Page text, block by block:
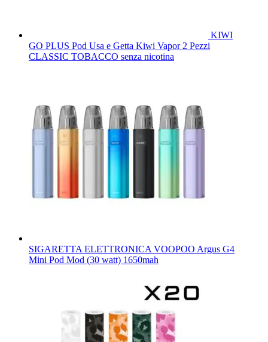
KIWI
GO PLUS Pod Usa e Getta Kiwi Vapor 2 Pezzi
CLASSIC TOBACCO senza nicotina
SIGARETTA ELETTRONICA VOOPOO Argus G4
Mini Pod Mod (30 watt) 1650mah